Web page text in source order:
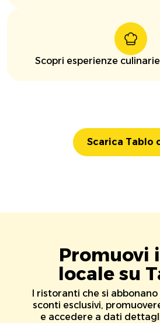
Scopri esperienze
Scarica Tablo
Promuovi
locale su
I ristoranti che si
sconti esclusivi,
e accedere a dati